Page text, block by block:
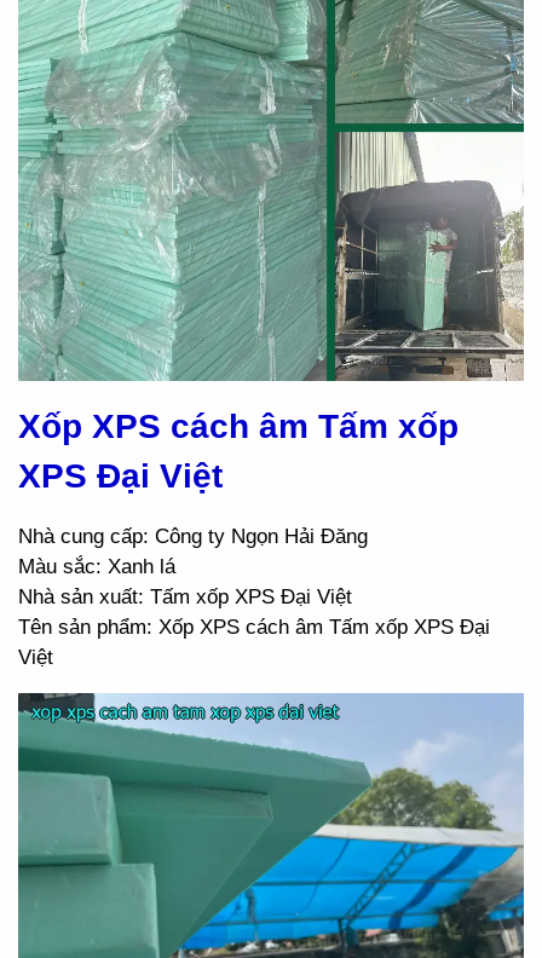
Xốp XPS cách âm Tấm xốp
XPS Đại Việt
Nhà cung cấp: Công ty Ngọn Hải Đăng
Màu sắc: Xanh lá
Nhà sản xuất: Tấm xốp XPS Đại Việt
Tên sản phẩm: Xốp XPS cách âm Tấm xốp XPS Đại
Việt